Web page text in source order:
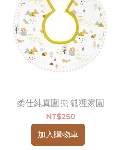
柔仕純真圍兜 狐狸家園
NT$250
加入購物車